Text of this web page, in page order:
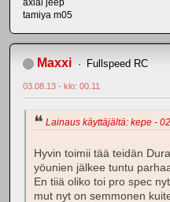
axial jeep
tamiya m05
Maxxi Fullspeed RC
03.08.13 - klo: 00.11
Lainaus käyttäjältä: kepe -
Hyvin toimii tää teidän
yöunien jälkee tuntu
En tiiä oliko toi pro spec
mut nyt on semmonen